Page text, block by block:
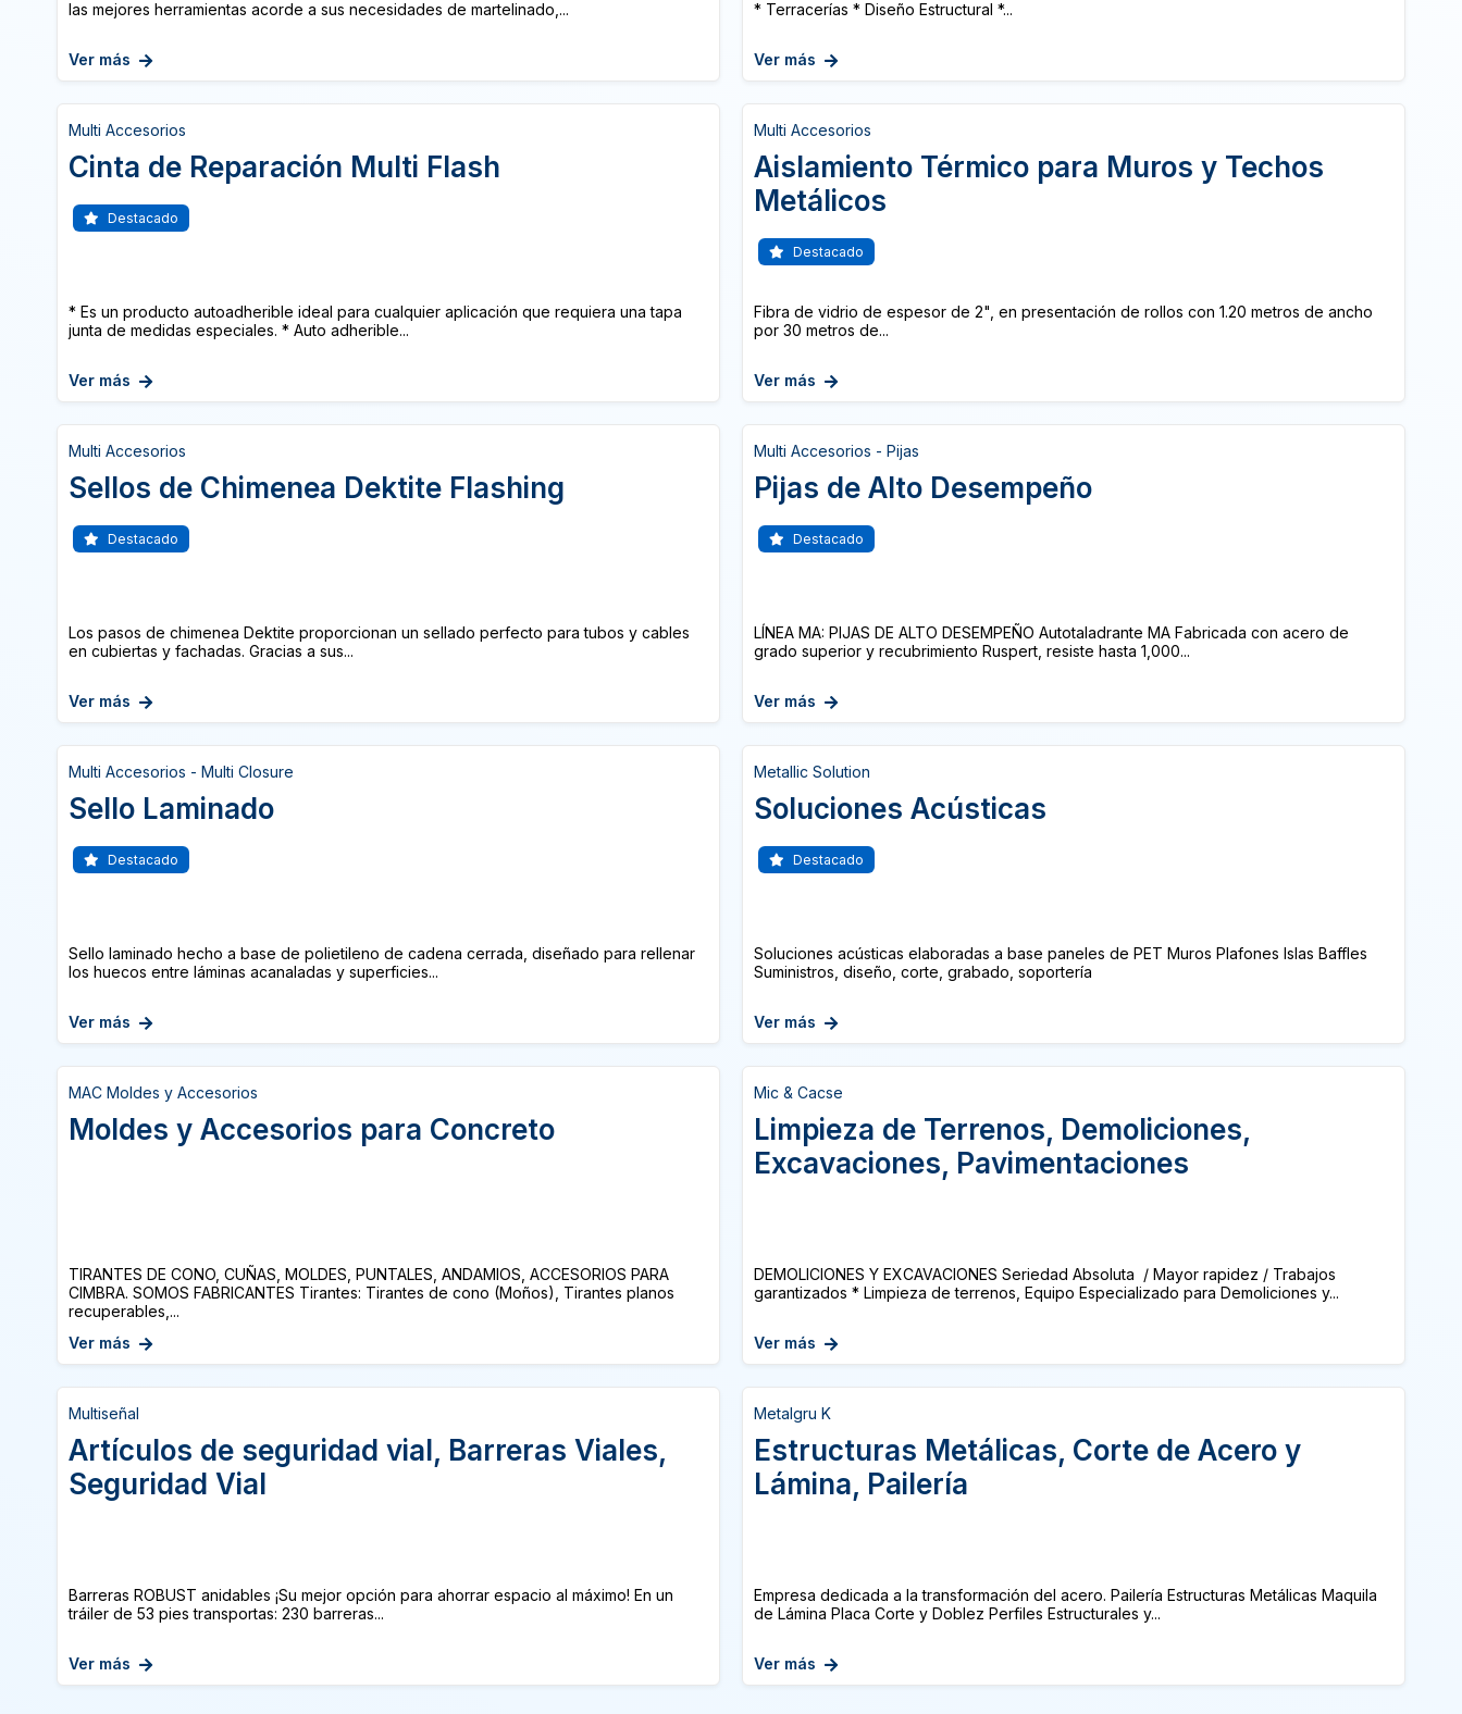
las mejores herramientas acorde a sus necesidades de martelinado,...
Ver más
* Terracerías * Diseño Estructural *...
Ver más
Multi Accesorios
Cinta de Reparación Multi Flash
Destacado
* Es un producto autoadherible ideal para cualquier aplicación que requiera una tapa
junta de medidas especiales. * Auto adherible...
Ver más
Multi Accesorios
Aislamiento Térmico para Muros y Techos
Metálicos
Destacado
Fibra de vidrio de espesor de 2", en presentación de rollos con 1.20 metros de ancho
por 30 metros de...
Ver más
Multi Accesorios
Sellos de Chimenea Dektite Flashing
Destacado
Los pasos de chimenea Dektite proporcionan un sellado perfecto para tubos y cables
en cubiertas y fachadas. Gracias a sus...
Ver más
Multi Accesorios - Pijas
Pijas de Alto Desempeño
Destacado
LÍNEA MA: PIJAS DE ALTO DESEMPEÑO Autotaladrante MA Fabricada con acero de
grado superior y recubrimiento Ruspert, resiste hasta 1,000...
Ver más
Multi Accesorios - Multi Closure
Sello Laminado
Destacado
Sello laminado hecho a base de polietileno de cadena cerrada, diseñado para rellenar
los huecos entre láminas acanaladas y superficies...
Ver más
Metallic Solution
Soluciones Acústicas
Destacado
Soluciones acústicas elaboradas a base paneles de PET Muros Plafones Islas Baffles
Suministros, diseño, corte, grabado, soportería
Ver más
MAC Moldes y Accesorios
Moldes y Accesorios para Concreto
TIRANTES DE CONO, CUÑAS, MOLDES, PUNTALES, ANDAMIOS, ACCESORIOS PARA
CIMBRA. SOMOS FABRICANTES Tirantes: Tirantes de cono (Moños), Tirantes planos
recuperables,...
Ver más
Mic & Cacse
Limpieza de Terrenos, Demoliciones,
Excavaciones, Pavimentaciones
DEMOLICIONES Y EXCAVACIONES Seriedad Absoluta / Mayor rapidez / Trabajos
garantizados * Limpieza de terrenos, Equipo Especializado para Demoliciones y...
Ver más
Multiseñal
Artículos de seguridad vial, Barreras Viales,
Seguridad Vial
Barreras ROBUST anidables ¡Su mejor opción para ahorrar espacio al máximo! En un
tráiler de 53 pies transportas: 230 barreras...
Ver más
Metalgru K
Estructuras Metálicas, Corte de Acero y
Lámina, Pailería
Empresa dedicada a la transformación del acero. Pailería Estructuras Metálicas Maquila
de Lámina Placa Corte y Doblez Perfiles Estructurales y...
Ver más